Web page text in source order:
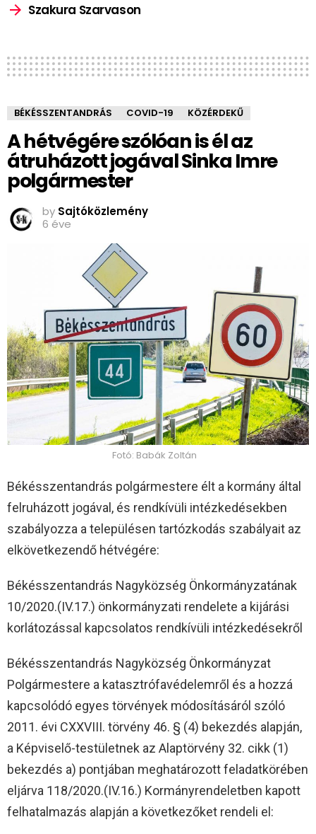
Szakura Szarvason
BÉKÉSSZENTANDRÁS COVID-19 KÖZÉRDEKŰ
A hétvégére szólóan is él az
átruházott jogával Sinka Imre
polgármester
by Sajtóközlemény
6 éve
Fotó: Babák Zoltán
Békésszentandrás polgármestere élt a kormány által
felruházott jogával, és rendkívüli intézkedésekben
szabályozza a településen tartózkodás szabályait az
elkövetkezendő hétvégére:
Békésszentandrás Nagyközség Önkormányzatának
10/2020.(IV.17.) önkormányzati rendelete a kijárási
korlátozással kapcsolatos rendkívüli intézkedésekről
Békésszentandrás Nagyközség Önkormányzat
Polgármestere a katasztrófavédelemről és a hozzá
kapcsolódó egyes törvények módosításáról szóló
2011. évi CXXVIII. törvény 46. § (4) bekezdés alapján,
a Képviselő-testületnek az Alaptörvény 32. cikk (1)
bekezdés a) pontjában meghatározott feladatkörében
eljárva 118/2020.(IV.16.) Kormányrendeletben kapott
felhatalmazás alapján a következőket rendeli el: